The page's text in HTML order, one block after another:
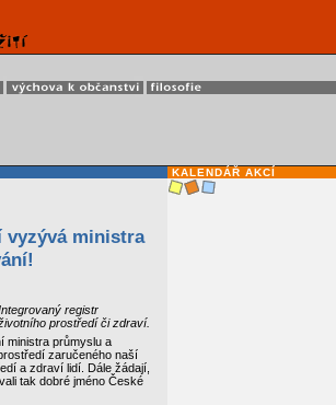
vyzývá ministra
registr
prostředí či zdraví.
ministra průmyslu a
zaručeného naší
a zdraví lidí. Dále žádají,
tak dobré jméno České
KALENDÁŘ AKCÍ